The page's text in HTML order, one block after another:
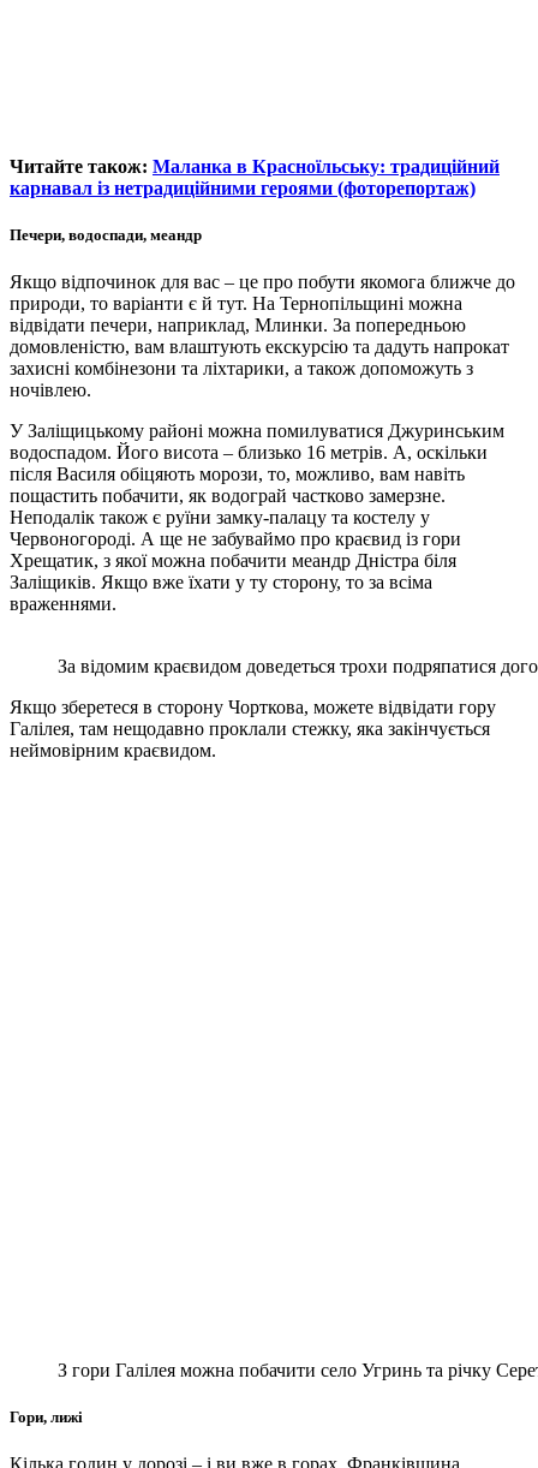
Читайте також: Маланка в Красноїльську: традиційний
карнавал із нетрадиційними героями (фоторепортаж)
Печери, водоспади, меандр
Якщо відпочинок для вас – це про побути якомога ближче до
природи, то варіанти є й тут. На Тернопільщині можна
відвідати печери, наприклад, Млинки. За попередньою
домовленістю, вам влаштують екскурсію та дадуть напрокат
захисні комбінезони та ліхтарики, а також допоможуть з
ночівлею.
У Заліщицькому районі можна помилуватися Джуринським
водоспадом. Його висота – близько 16 метрів. А, оскільки
після Василя обіцяють морози, то, можливо, вам навіть
пощастить побачити, як водограй частково замерзне.
Неподалік також є руїни замку-палацу та костелу у
Червоногороді. А ще не забуваймо про краєвид із гори
Хрещатик, з якої можна побачити меандр Дністра біля
Заліщиків. Якщо вже їхати у ту сторону, то за всіма
враженнями.
За відомим краєвидом доведеться трохи подряпатися
Якщо зберетеся в сторону Чорткова, можете відвідати гору
Галілея, там нещодавно проклали стежку, яка закінчується
неймовірним краєвидом.
З гори Галілея можна побачити село Угринь та річку
Гори, лижі